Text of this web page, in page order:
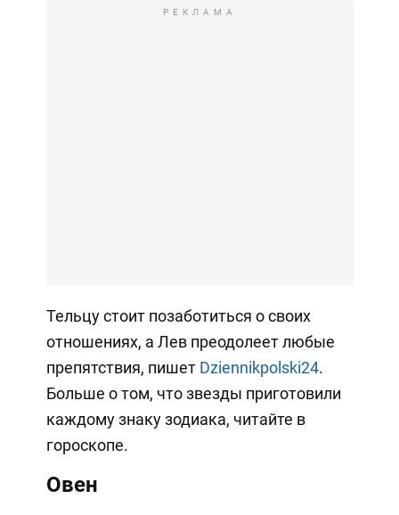
РЕКЛАМА
Тельцу стоит позаботиться о своих
отношениях, а Лев преодолеет любые
препятствия, пишет Dziennikpolski24.
Больше о том, что звезды приготовили
каждому знаку зодиака, читайте в
гороскопе.
Овен